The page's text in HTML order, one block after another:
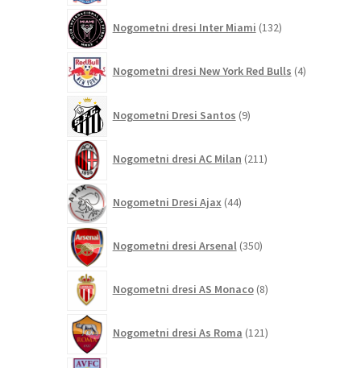
Nogometni dresi Inter Miami 132izdelkov
Nogometni dresi New York Red Bulls 4izdelki
Nogometni Dresi Santos 9izdelkov
Nogometni dresi AC Milan 211izdelkov
Nogometni Dresi Ajax 44izdelkov
Nogometni dresi Arsenal 350izdelkov
Nogometni dresi AS Monaco 8izdelkov
Nogometni dresi As Roma 121izdelkov